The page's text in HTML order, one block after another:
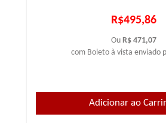
R$495,86
Ou R$ 471,07
com Boleto à vista enviado